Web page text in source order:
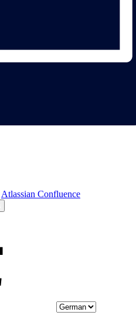
Atlassian Confluence